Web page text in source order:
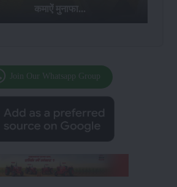
पर क्या प्रभाव होता है ?...
Join Our Whatsapp Group